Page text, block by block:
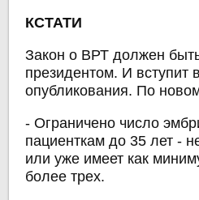
КСТАТИ
Закон о ВРТ должен
президентом. И вступит
опубликования. По
- Ограничено число
пациенткам до 35 лет -
или уже имеет как
более трех.